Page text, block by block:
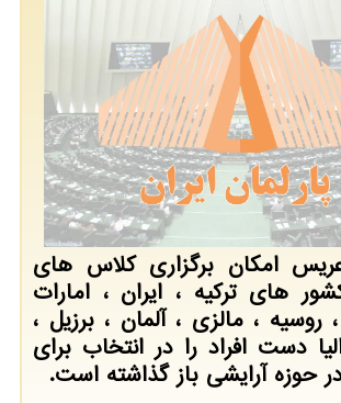
امکان برگزاری کلاس های
های ترکیه ، ایران ، امارات
، مالزی ، آلمان ، برزیل ،
دست افراد را در انتخاب برای
آرایشی باز گذاشته است.